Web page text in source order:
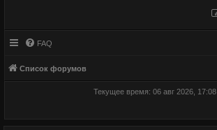
FAQ
Список форумов
Текущее время: 06 авг 2026, 17:08